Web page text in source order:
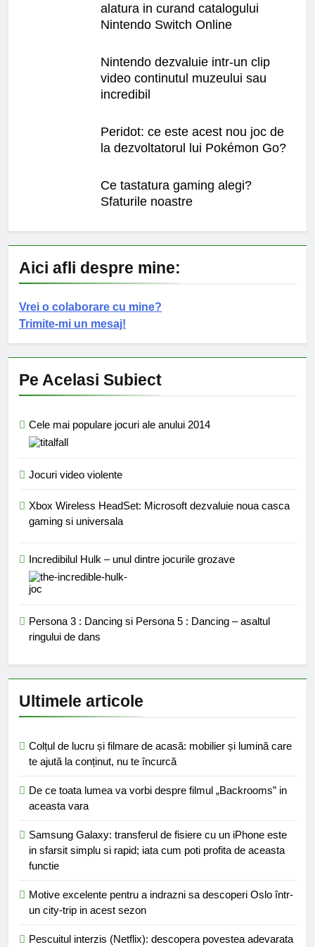
alatura in curand catalogului
Nintendo Switch Online
Nintendo dezvaluie intr-un clip
video continutul muzeului sau
incredibil
Peridot: ce este acest nou joc de
la dezvoltatorul lui Pokémon Go?
Ce tastatura gaming alegi?
Sfaturile noastre
Aici afli despre mine:
Vrei o colaborare cu mine?
Trimite-mi un mesaj!
Pe Acelasi Subiect
Cele mai populare jocuri ale anului 2014
Jocuri video violente
Xbox Wireless HeadSet: Microsoft dezvaluie noua casca
gaming si universala
Incredibilul Hulk – unul dintre jocurile grozave
Persona 3 : Dancing si Persona 5 : Dancing – asaltul
ringului de dans
Ultimele articole
Colțul de lucru și filmare de acasă: mobilier și lumină care
te ajută la conținut, nu te încurcă
De ce toata lumea va vorbi despre filmul „Backrooms” in
aceasta vara
Samsung Galaxy: transferul de fisiere cu un iPhone este
in sfarsit simplu si rapid; iata cum poti profita de aceasta
functie
Motive excelente pentru a indrazni sa descoperi Oslo într-
un city-trip in acest sezon
Pescuitul interzis (Netflix): descopera povestea adevarata